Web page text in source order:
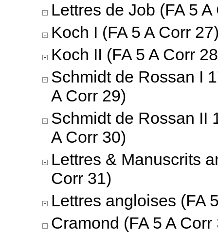
Lettres de Job (FA 5 A
Koch I (FA 5 A Corr
Koch II (FA 5 A Corr
Schmidt de Rossan I
A Corr 29)
Schmidt de Rossan II
A Corr 30)
Lettres & Manuscrits
Corr 31)
Lettres angloises (FA
Cramond (FA 5 A Corr